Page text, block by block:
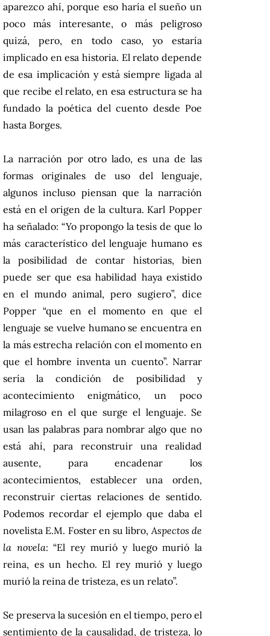
aparezco ahí, porque eso haría el sueño un
poco más interesante, o más peligroso
quizá, pero, en todo caso, yo estaría
implicado en esa historia. El relato depende
de esa implicación y está siempre ligada al
que recibe el relato, en esa estructura se ha
fundado la poética del cuento desde Poe
hasta Borges.
La narración por otro lado, es una de las
formas originales de uso del lenguaje,
algunos incluso piensan que la narración
está en el origen de la cultura. Karl Popper
ha señalado: “Yo propongo la tesis de que lo
más característico del lenguaje humano es
la posibilidad de contar historias, bien
puede ser que esa habilidad haya existido
en el mundo animal, pero sugiero”, dice
Popper “que en el momento en que el
lenguaje se vuelve humano se encuentra en
la más estrecha relación con el momento en
que el hombre inventa un cuento”. Narrar
sería la condición de posibilidad y
acontecimiento enigmático, un poco
milagroso en el que surge el lenguaje. Se
usan las palabras para nombrar algo que no
está ahí, para reconstruir una realidad
ausente, para encadenar los
acontecimientos, establecer una orden,
reconstruir ciertas relaciones de sentido.
Podemos recordar el ejemplo que daba el
novelista E.M. Foster en su libro,Aspectos de
la novela: “El rey murió y luego murió la
reina, es un hecho. El rey murió y luego
murió la reina de tristeza, es un relato”.
Se preserva la sucesión en el tiempo, pero el
sentimiento de la causalidad, de tristeza, lo